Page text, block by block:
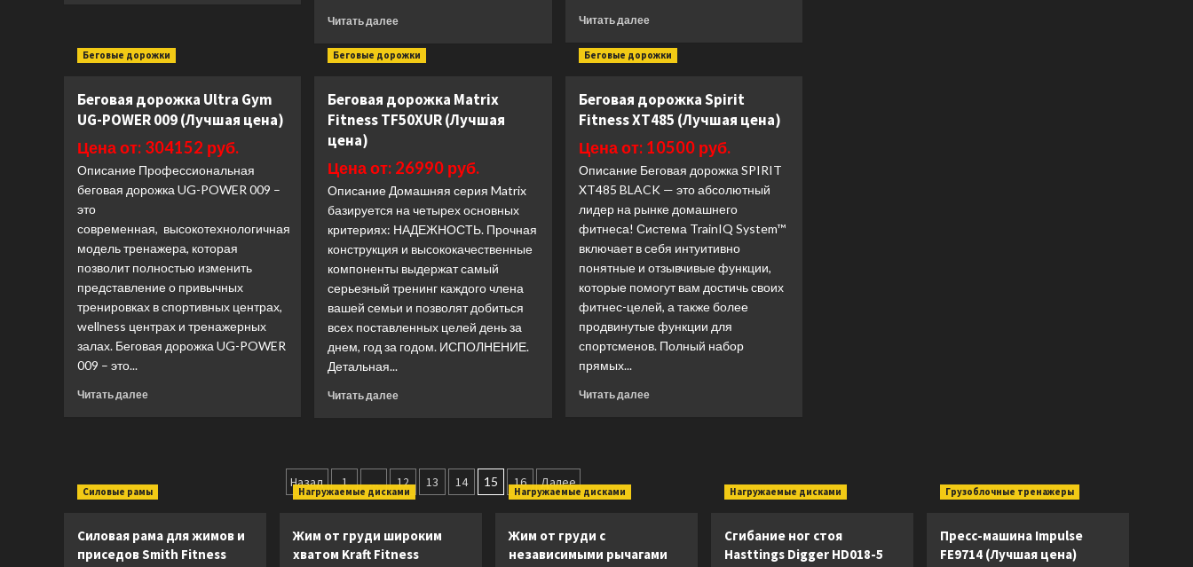
дорожка
Matrix
TF30XIR
(Лучшая
Читать далееПрочитать
о
Cardiopower
PRO
цена)
Читать далееПрочитать
о
Sole
Fitness
(2023)
(Лучшая
цена)
Беговые дорожки
Беговая дорожка Ultra Gym
UG-POWER 009 (Лучшая цена)
Цена от: 304152 руб.
Описание Профессиональная
беговая дорожка UG-POWER 009 –
это
современная, высокотехнологичная
модель тренажера, которая
позволит полностью изменить
представление о привычных
тренировках в спортивных центрах,
wellness центрах и тренажерных
залах. Беговая дорожка UG-POWER
009 – это...
Читать далееПрочитать
Gym
009
(Лучшая
Беговые дорожки
Беговая дорожка Matrix
Fitness TF50XUR (Лучшая
цена)
Цена от: 26990 руб.
Описание Домашняя серия Matrix
базируется на четырех основных
критериях: НАДЕЖНОСТЬ. Прочная
конструкция и высококачественные
компоненты выдержат самый
серьезный тренинг каждого члена
вашей семьи и позволят добиться
всех поставленных целей день за
днем, год за годом. ИСПОЛНЕНИЕ.
Детальная...
Читать далееПрочитать
Matrix
Fitness
цена)
Беговые дорожки
Беговая дорожка Spirit
Fitness XT485 (Лучшая цена)
Цена от: 10500 руб.
Описание Беговая дорожка SPIRIT
XT485 BLACK — это абсолютный
лидер на рынке домашнего
фитнеса! Система TrainIQ System™
включает в себя интуитивно
понятные и отзывчивые функции,
которые помогут вам достичь своих
фитнес-целей, а также более
продвинутые функции для
спортсменов. Полный набор
прямых...
Читать далееПрочитать
Пагинация
записей
Назад 1 … 12 13 14 15 16 Далее
Силовые рамы
Силовая рама для жимов и
приседов Smith Fitness
Нагружаемые дисками
Жим от груди широким
хватом Kraft Fitness
Нагружаемые дисками
Жим от груди с
независимыми рычагами
Нагружаемые дисками
Сгибание ног стоя
Hasttings Digger HD018-5
Грузоблочные тренажеры
Пресс-машина Impulse
FE9714 (Лучшая цена)